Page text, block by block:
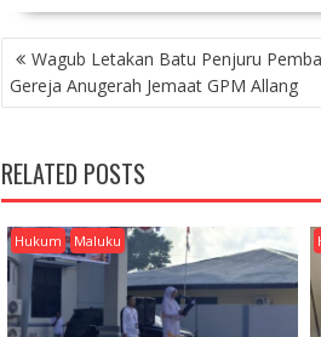
P
O
S
N
A
V
G
A
T
Wagub Letakan Batu Penjuru
Gereja Anugerah Jemaat GPM Allang
RELATED POSTS
Hukum Maluku